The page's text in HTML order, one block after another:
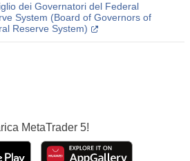
dei Governatori del Federal
System (Board of Governors of
Reserve System)
MetaTrader 5!